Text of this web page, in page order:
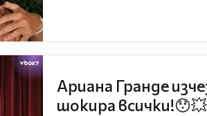
Ариана Гранде
шокира всички!😯💥